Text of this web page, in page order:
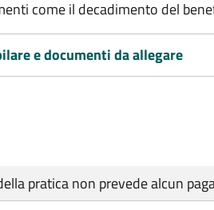
come il decadimento del
e documenti da allegare
pratica non prevede alcun